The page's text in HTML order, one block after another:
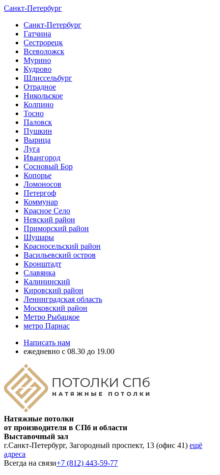
Санкт-Петербург
Санкт-Петербург
Гатчина
Сестрорецк
Всеволожск
Мурино
Кудрово
Шлиссельбург
Отрадное
Никольское
Колпино
Тосно
Паловск
Пушкин
Вырица
Луга
Ивангород
Сосновый Бор
Копорье
Ломоносов
Петергоф
Коммунар
Красное Село
Невский район
Приморский район
Шушары
Красносельский район
Васильевский остров
Кронштадт
Славянка
Калининский
Кировский район
Ленинградская область
Московский район
Метро Рыбацкое
метро Парнас
Написать нам
ежедневно с 08.30 до 19.00
Натяжные потолки
от производителя в СПб и области
Выставочный зал
г.Санкт-Петербург, Загородный проспект, 13 (офис 41) ещё
адреса
Всегда на связи+7 (812) 443-59-77